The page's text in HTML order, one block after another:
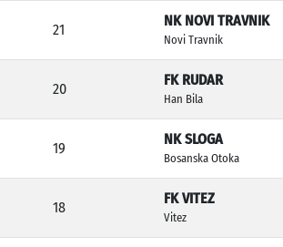
21
NK NOVI TRAVNIK
Novi Travnik
20
FK RUDAR
Han Bila
19
NK SLOGA
Bosanska Otoka
18
FK VITEZ
Vitez